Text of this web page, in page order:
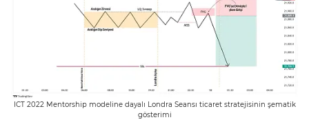
ICT 2022 Mentorship modeline dayalı Londra Seansı ticaret stratejisinin şematik
gösterimi